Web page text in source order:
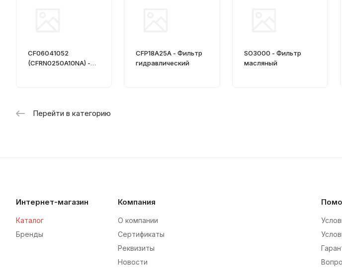
CF06041052
(CFRN0250A10NA) -
CFP18A25A - Фильтр
гидравлический
SO3000 - Фильтр
масляный
Перейти в категорию
Интернет-магазин
Каталог
Бренды
Компания
О компании
Сертификаты
Реквизиты
Новости